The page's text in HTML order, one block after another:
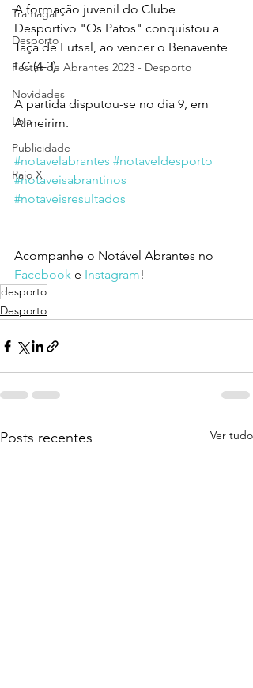
Tramagal
Desporto
Festas de Abrantes 2023 - Desporto
Novidades
Loja
Publicidade
Raio X
A formação juvenil do Clube
Desportivo "Os Patos" conquistou a
Taça de Futsal, ao vencer o Benavente
FC (4-3).
A partida disputou-se no dia 9, em
Almeirim.
#notavelabrantes #notaveldesporto
#notaveisabrantinos
#notaveisresultados
Acompanhe o Notável Abrantes no
Facebook e Instagram!
desporto
Desporto
Posts recentes Ver tudo